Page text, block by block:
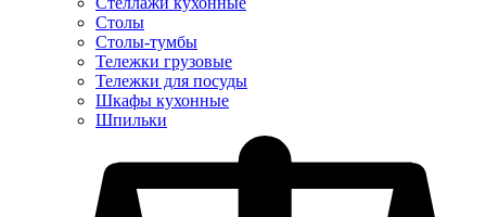
Столы
Столы-тумбы
Тележки грузовые
Тележки для посуды
Шкафы кухонные
Шпильки